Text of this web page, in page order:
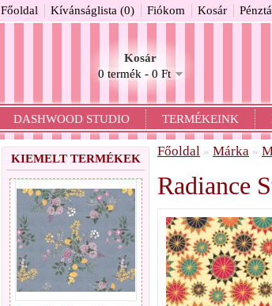
Kosár
0 termék - 0 Ft
Főoldal Kívánságlista (0) Fiókom Kosár
DASHWOOD STUDIO TERMÉKEINK
KIEMELT TERMÉKEK Főoldal » Márka »
Radiance